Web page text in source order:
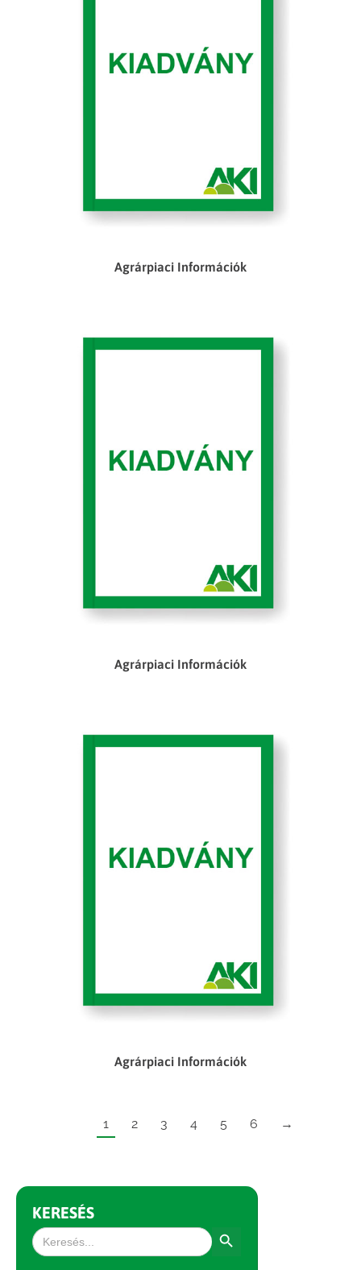
Agrárpiaci Információk
Agrárpiaci Információk
Agrárpiaci Információk
1 2 3 4 5 6 →
KERESÉS
Search
for: